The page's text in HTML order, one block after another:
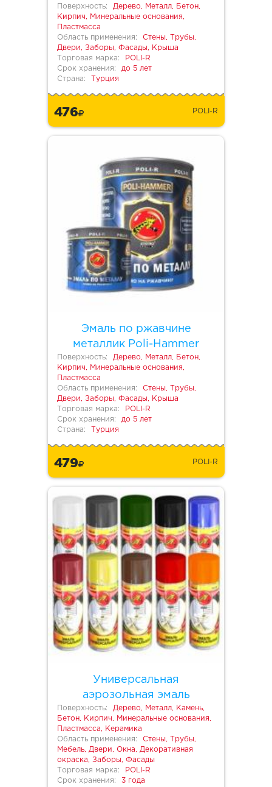
Поверхность:
Дерево, Металл, Бетон,
Кирпич, Минеральные основания,
Пластмасса
Область применения:
Стены, Трубы,
Двери, Заборы, Фасады, Крыша
Торговая марка:
POLI-R
Срок хранения:
до 5 лет
Страна:
Турция
476 POLI-R
Эмаль по ржавчине
металлик Poli-Hammer
Поверхность:
Дерево, Металл, Бетон,
Кирпич, Минеральные основания,
Пластмасса
Область применения:
Стены, Трубы,
Двери, Заборы, Фасады, Крыша
Торговая марка:
POLI-R
Срок хранения:
до 5 лет
Страна:
Турция
479 POLI-R
Универсальная
аэрозольная эмаль
Поверхность:
Дерево, Металл, Камень,
Бетон, Кирпич, Минеральные основания,
Пластмасса, Керамика
Область применения:
Стены, Трубы,
Мебель, Двери, Окна, Декоративная
окраска, Заборы, Фасады
Торговая марка:
POLI-R
Срок хранения:
3 года